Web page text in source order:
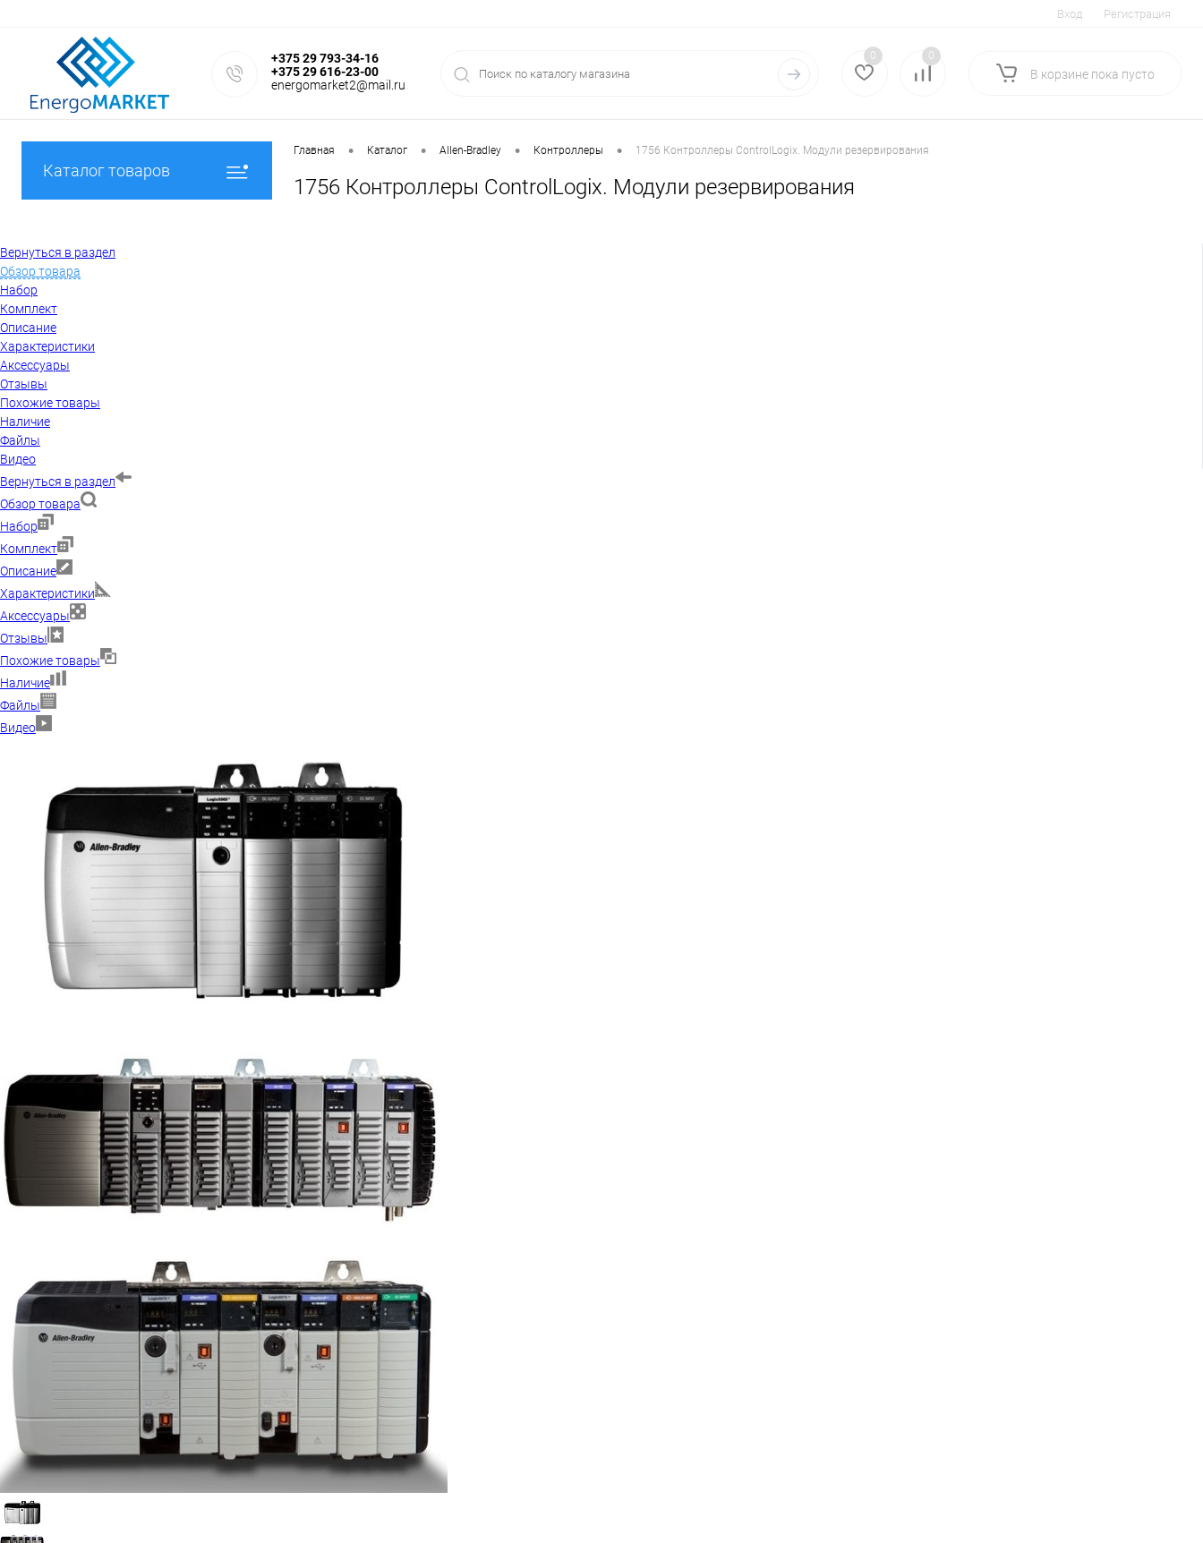
Вход Регистрация
+375 29 793-34-16
+375 29 616-23-00
energomarket2@mail.ru
0 0
В корзине пока пусто
Каталог товаров
Главная • Каталог • Allen-Bradley • Контроллеры • 1756 Контроллеры ControlLogix. Модули резервирования
1756 Контроллеры ControlLogix. Модули резервирования
Вернуться в раздел
Обзор товара
Набор
Комплект
Описание
Характеристики
Аксессуары
Отзывы
Похожие товары
Наличие
Файлы
Видео
Вернуться в раздел
Обзор товара
Набор
Комплект
Описание
Характеристики
Аксессуары
Отзывы
Похожие товары
Наличие
Файлы
Видео